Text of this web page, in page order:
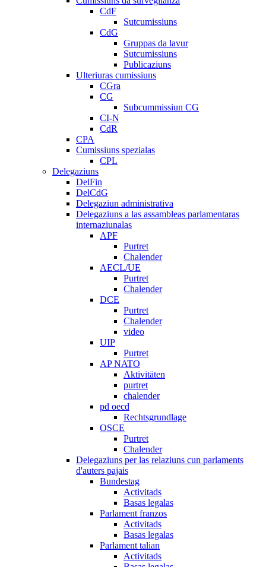
CdF
Sutcumissiuns
CdG
Gruppas da lavur
Sutcumissiuns
Publicaziuns
Ulteriuras cumissiuns
CGra
CG
Subcummissiun CG
CI-N
CdR
CPA
Cumissiuns spezialas
CPL
Delegaziuns
DelFin
DelCdG
Delegaziun administrativa
Delegaziuns a las assambleas parlamentaras
internaziunalas
APF
Purtret
Chalender
AECL/UE
Purtret
Chalender
DCE
Purtret
Chalender
video
UIP
Purtret
AP NATO
Aktivitäten
purtret
chalender
pd oecd
Rechtsgrundlage
OSCE
Purtret
Chalender
Delegaziuns per las relaziuns cun parlaments
d'auters pajais
Bundestag
Activitads
Basas legalas
Parlament franzos
Activitads
Basas legalas
Parlament talian
Activitads